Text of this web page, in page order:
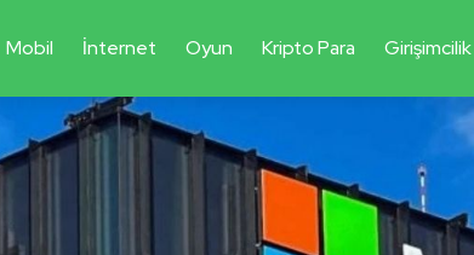
Mobil İnternet Oyun Kripto Para Girişimcilik